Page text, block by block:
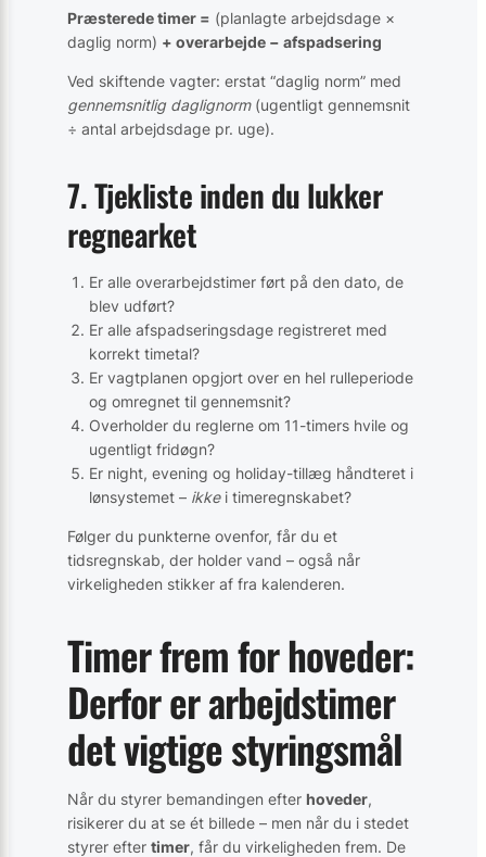
Præsterede timer = (planlagte arbejdsdage ×
daglig norm) + overarbejde − afspadsering
Ved skiftende vagter: erstat “daglig norm” med
gennemsnitlig daglignorm(ugentligt gennemsnit
÷ antal arbejdsdage pr. uge).
7. Tjekliste inden du lukker
regnearket
Er alle overarbejdstimer ført på den dato, de
blev udført?
Er alle afspadseringsdage registreret med
korrekt timetal?
Er vagtplanen opgjort over en hel rulleperiode
og omregnet til gennemsnit?
Overholder du reglerne om 11-timers hvile og
ugentligt fridøgn?
Er night, evening og holiday-tillæg håndteret i
lønsystemet – ikkei timeregnskabet?
Følger du punkterne ovenfor, får du et
tidsregnskab, der holder vand – også når
virkeligheden stikker af fra kalenderen.
Timer frem for hoveder:
Derfor er arbejdstimer
det vigtige styringsmål
Når du styrer bemandingen efter hoveder,
risikerer du at se ét billede – men når du i stedet
styrer efter timer, får du virkeligheden frem. De